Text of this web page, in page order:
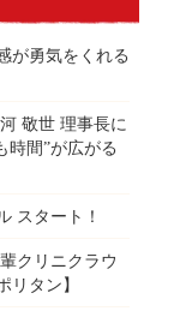
が勇気をくれる
敬世 理事長に
時間”が広がる
スタート！
クリニクラウ
リタン】